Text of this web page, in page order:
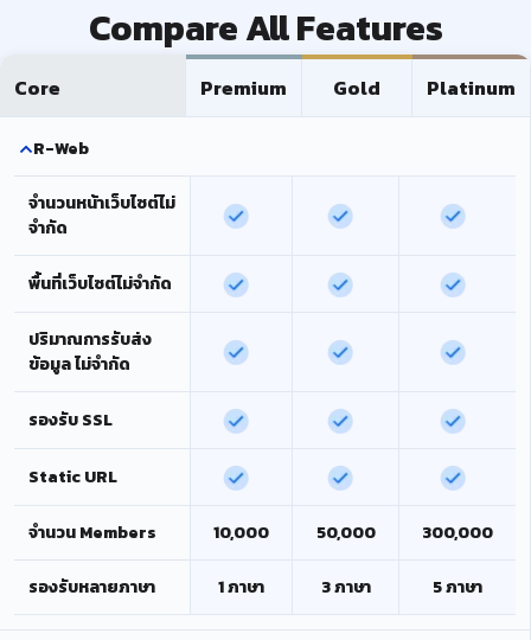
Compare All Features
Core Premium Gold Platinum
R-Web
จำนวนหน้าเว็บไซต์ไม่
จำกัด
พื้นที่เว็บไซต์ไม่จำกัด
ปริมาณการรับส่ง
ข้อมูล ไม่จำกัด
รองรับ SSL
Static URL
จำนวน Members 10,000 50,000 300,000
รองรับหลายภาษา 1 ภาษา 3 ภาษา 5 ภาษา